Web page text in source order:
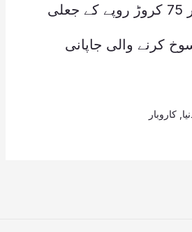
آن لائن اسٹور پر 75 کروڑ روپے کے جعلی
کرنے والی جاپانی
کاروبار